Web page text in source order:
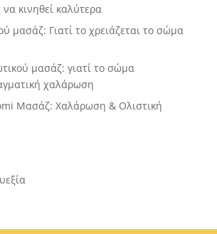
κινηθεί καλύτερα
μασάζ: Γιατί το χρειάζεται το σώμα
μασάζ: γιατί το σώμα
χαλάρωση
Μασάζ: Χαλάρωση & Ολιστική